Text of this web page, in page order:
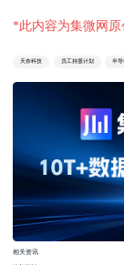
*此内容为集微网
天奈科技 员工持股计划 半导
相关资讯